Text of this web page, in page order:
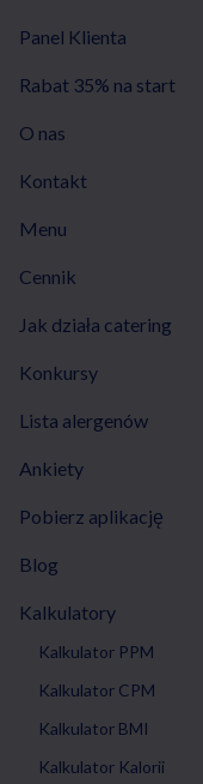
Panel Klienta
Rabat 35% na start
O nas
Kontakt
Menu
Cennik
Jak działa catering
Konkursy
Lista alergenów
Ankiety
Pobierz aplikację
Blog
Kalkulatory
Kalkulator PPM
Kalkulator CPM
Kalkulator BMI
Kalkulator Kalorii